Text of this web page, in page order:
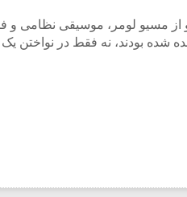
مسیو لومر، موسیقی نظامی و
بودند، نه فقط در نواختن یک